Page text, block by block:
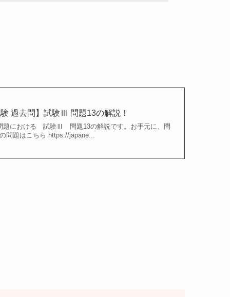
過去問】試験Ⅲ 問題13の解説！
題における 試験Ⅲ 問題13の解説です。お手元に、問
問題はこちら https://japane...